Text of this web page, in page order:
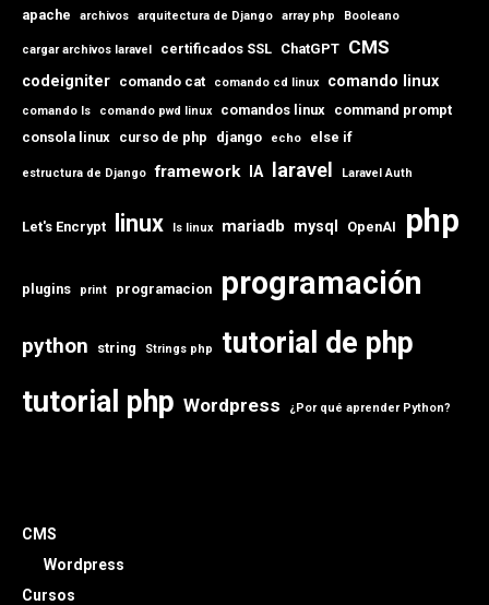
apache archivos arquitectura de Django array php Booleano
cargar archivos laravel certificados SSL ChatGPT CMS
codeigniter comando cat comando cd linux comando linux
comando ls comando pwd linux comandos linux command prompt
consola linux curso de php django echo else if
estructura de Django framework IA laravel Laravel Auth
Let's Encrypt linux ls linux mariadb mysql OpenAI php
plugins print programacion programación
python string Strings php
tutorial de php
tutorial php Wordpress ¿Por qué aprender Python?
CMS
Wordpress
Cursos